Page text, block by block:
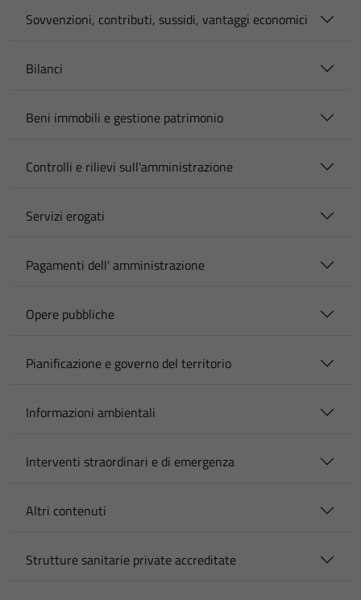
Sovvenzioni, contributi, sussidi, vantaggi economici
Bilanci
Beni immobili e gestione patrimonio
Controlli e rilievi sull'amministrazione
Servizi erogati
Pagamenti dell' amministrazione
Opere pubbliche
Pianificazione e governo del territorio
Informazioni ambientali
Interventi straordinari e di emergenza
Altri contenuti
Strutture sanitarie private accreditate